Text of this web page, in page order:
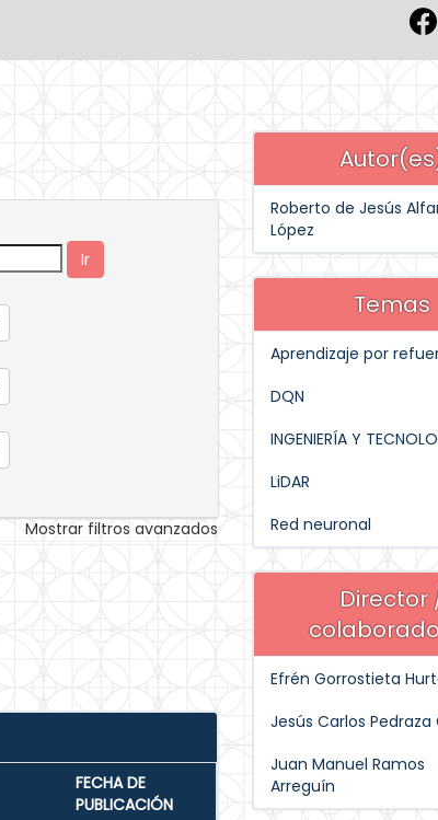
Mostrar filtros avanzados
FECHA DE
PUBLICACIÓN
Roberto de Jesús
López
Temas
Aprendizaje por
DQN
INGENIERÍA Y
LiDAR
Red neuronal
Director
Efrén Gorrostieta
Jesús Carlos
Juan Manuel Ramos
Arreguín